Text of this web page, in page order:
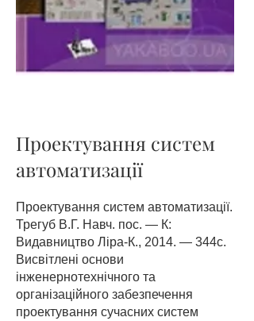
Проектування систем
автоматизації
Проектування систем автоматизації.
Трегуб В.Г. Навч. пос. — К:
Видавництво Ліра-К., 2014. — 344с.
Висвітлені основи
інженернотехнічного та
організаційного забезпечення
проектування сучасних систем